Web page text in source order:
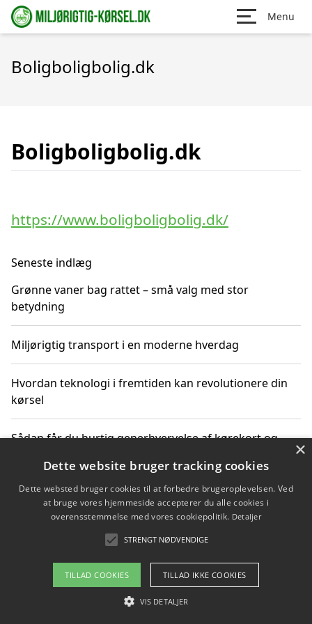
Menu
Boligboligbolig.dk
Boligboligbolig.dk
https://www.boligboligbolig.dk/
Seneste indlæg
Grønne vaner bag rattet – små valg med stor
betydning
Miljørigtig transport i en moderne hverdag
Hvordan teknologi i fremtiden kan revolutionere din
kørsel
Sådan får du hurtig generhvervelse af kørekort og
Sådan lærer du miljørigtig kørsel hos en køreskole i
Gentofte
Copyright 2026 - Pilanto Aps
Om / kontakt
×
Dette website bruger tracking cookies
Dette websted bruger cookies til at forbedre brugeroplevelsen. Ved
at bruge vores hjemmeside accepterer du alle cookies i
overensstemmelse med vores cookiepolitik. Detaljer
STRENGT NØDVENDIGE
TILLAD COOKIES TILLAD IKKE COOKIES
VIS DETALJER